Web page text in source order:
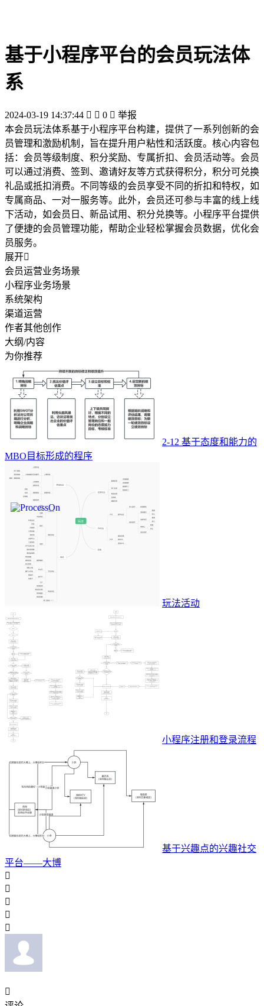
基于小程序平台的会员玩法体
系
2024-03-19 14:37:44   0  举报
本会员玩法体系基于小程序平台构建，提供了一系列创新的会
员管理和激励机制，旨在提升用户粘性和活跃度。核心内容包
括：会员等级制度、积分奖励、专属折扣、会员活动等。会员
可以通过消费、签到、邀请好友等方式获得积分，积分可兑换
礼品或抵扣消费。不同等级的会员享受不同的折扣和特权，如
专属商品、一对一服务等。此外，会员还可参与丰富的线上线
下活动，如会员日、新品试用、积分兑换等。小程序平台提供
了便捷的会员管理功能，帮助企业轻松掌握会员数据，优化会
员服务。
展开
会员运营业务场景
小程序业务场景
系统架构
渠道运营
作者其他创作
大纲/内容
为你推荐
2-12 基于态度和能力的
MBO目标形成的程序
玩法活动
小程序注册和登录流程
基于兴趣点的兴趣社交
平台——大博





